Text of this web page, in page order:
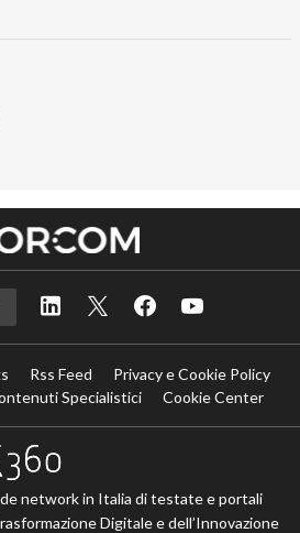
Rss Feed
Privacy e Cookie Policy
Specialistici
Cookie Center
network in Italia di testate e portali
Digitale e dell’Innovazione